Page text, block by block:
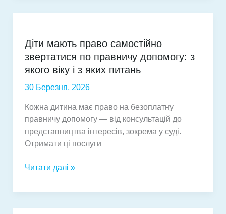
щодо
дітей
Діти мають право самостійно
звертатися по правничу допомогу: з
якого віку і з яких питань
30 Березня, 2026
Кожна дитина має право на безоплатну
правничу допомогу — від консультацій до
представництва інтересів, зокрема у суді.
Отримати ці послуги
Діти
право
Читати далі »